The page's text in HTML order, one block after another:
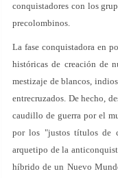
conquistadores con los
precolombinos.
La fase conquistadora en
históricas de creación de
mestizaje de blancos,
entrecruzados. De hecho,
caudillo de guerra por el
por los "justos títulos de
arquetipo de la
híbrido de un Nuevo